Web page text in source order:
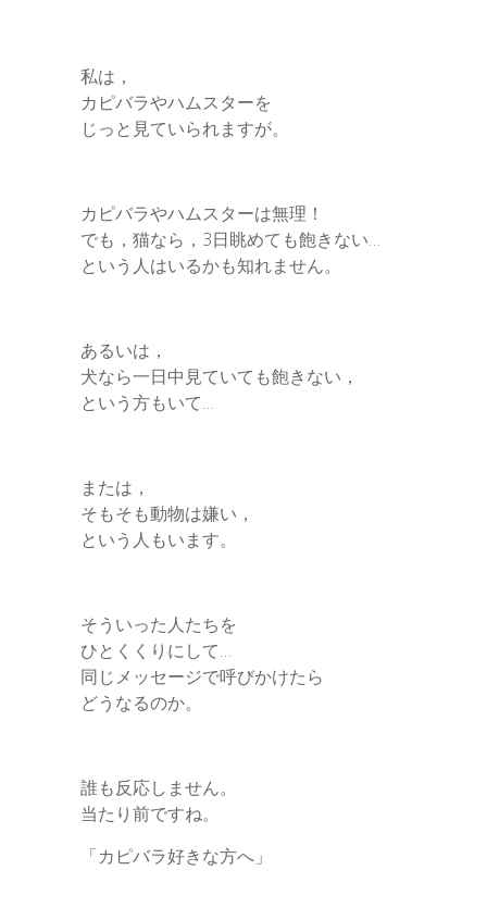
私は，
カピバラやハムスターを
じっと見ていられますが。
カピバラやハムスターは無理！
でも，猫なら，3日眺めても飽きない…
という人はいるかも知れません。
あるいは，
犬なら一日中見ていても飽きない，
という方もいて…
または，
そもそも動物は嫌い，
という人もいます。
そういった人たちを
ひとくくりにして…
同じメッセージで呼びかけたら
どうなるのか。
誰も反応しません。
当たり前ですね。
「カピバラ好きな方へ」